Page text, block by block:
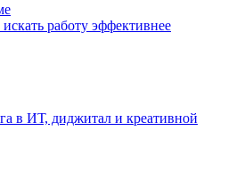
работу эффективнее
в ИТ, диджитал и креативной